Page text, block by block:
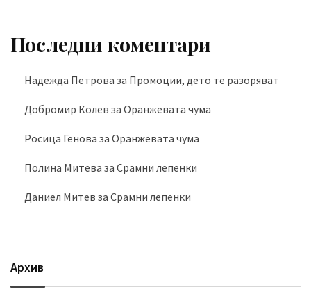
Последни коментари
Надежда Петрова за Промоции, дето те разоряват
Добромир Колев за Оранжевата чума
Росица Генова за Оранжевата чума
Полина Митева за Срамни лепенки
Даниел Митев за Срамни лепенки
Архив